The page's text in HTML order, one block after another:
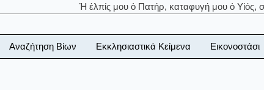
Ἡ ἐλπίς μου ὁ Πατήρ, καταφυγή μου ὁ Υἱός,
Αναζήτηση Βίων Εκκλησιαστικά Κείμενα Εικονοστάσι